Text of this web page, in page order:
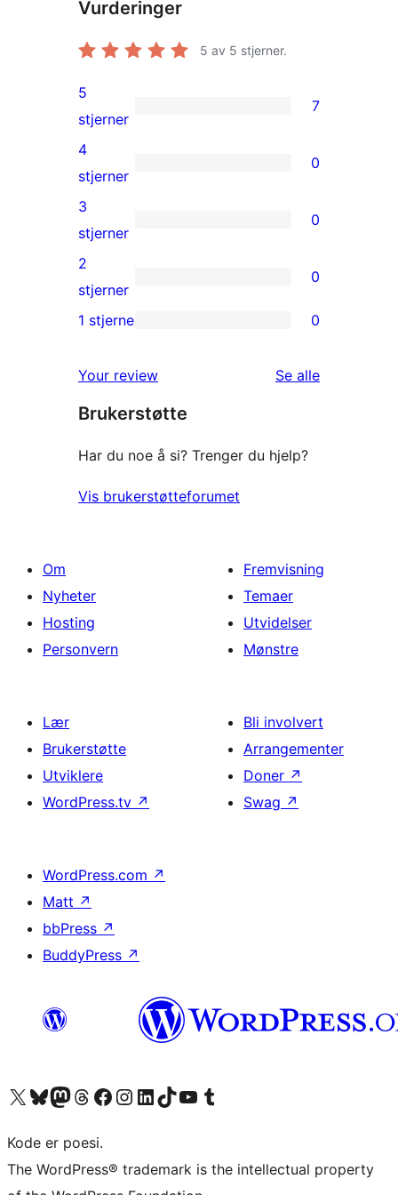
Vurderinger
5 av 5 stjerner.
7
5-
star
reviews
5
stjerner
7
0
4-
star
reviews
4
stjerner
0
0
3-
star
reviews
3
stjerner
0
0
2-
reviews
2
stjerner
0
star
reviews
1 stjerne 0
Your review Se alleomtalene
Brukerstøtte
Har du noe å si? Trenger du hjelp?
Vis brukerstøtteforumet
Om
Nyheter
Hosting
Personvern
Fremvisning
Temaer
Utvidelser
Mønstre
Lær
Brukerstøtte
Utviklere
WordPress.tv ↗
Bli involvert
Arrangementer
Doner ↗
Swag ↗
WordPress.com ↗
Matt ↗
bbPress ↗
BuddyPress ↗
Besøk vår konto på X Visit our Bluesky account
Besøk vår Mastodon-konto
Visit our Threads account
Besøk vår Facebook-sideBesøk vår Instagram-konto
Besøk vår LinkedIn-konto
Visit our TikTok account
Visit our YouTube channel
Visit our Tumblr account
Kode er poesi.
The WordPress® trademark is the intellectual property